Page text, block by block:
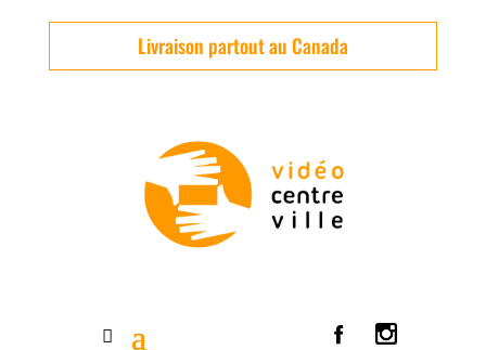
Livraison partout au Canada